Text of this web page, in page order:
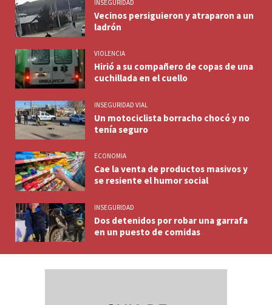
INSEGURIDAD
Vecinos persiguieron y atraparon a un
ladrón
VIOLENCIA
Hirió a su compañero de copas de una
cuchillada en el cuello
INSEGURIDAD VIAL
Un motociclista borracho chocó y no
tenía seguro
ECONOMIA
Cae la venta de productos masivos y
se resiente el humor social
INSEGURIDAD
Dos detenidos por robar una garrafa
en un puesto de comidas